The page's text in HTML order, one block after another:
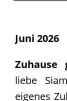
ab
Verein
Juni 2026
Zuhause
liebe
eigenes